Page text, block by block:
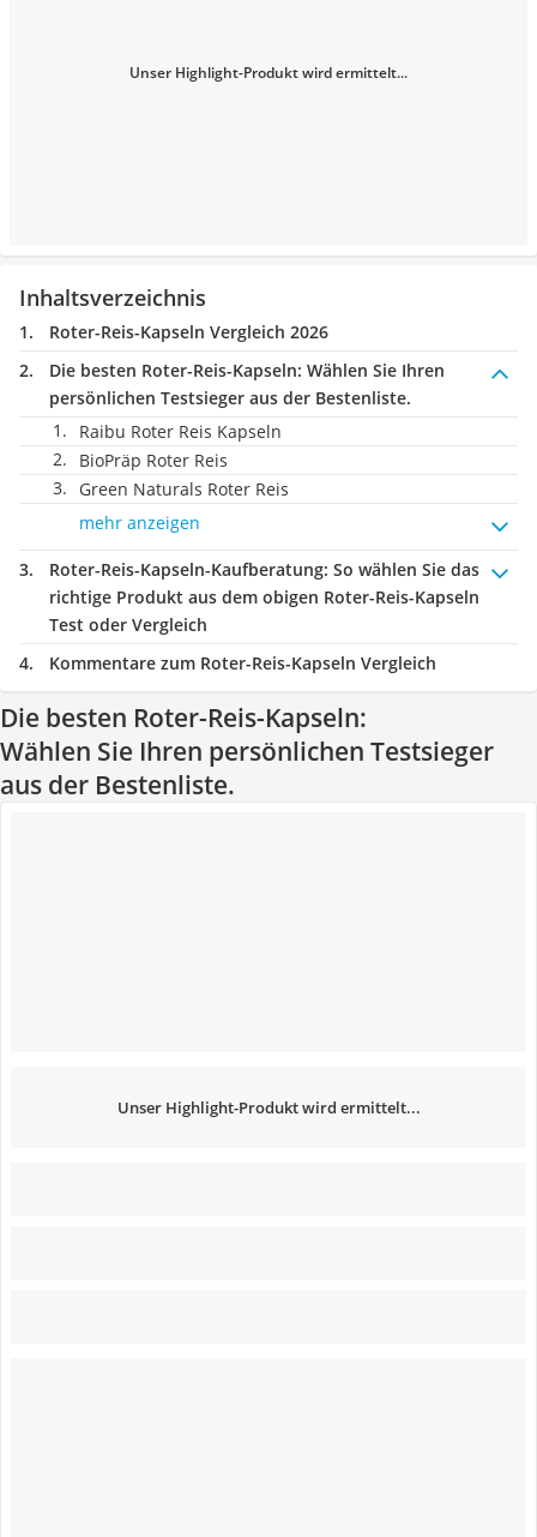
Unser Highlight-Produkt wird ermittelt...
Inhaltsverzeichnis
Roter-Reis-Kapseln Vergleich 2026
Die besten Roter-Reis-Kapseln: Wählen Sie Ihren
persönlichen Testsieger aus der Bestenliste.
Raibu Roter Reis Kapseln
BioPräp Roter Reis
Green Naturals Roter Reis
mehr anzeigen
Roter-Reis-Kapseln-Kaufberatung: So wählen Sie das
richtige Produkt aus dem obigen Roter-Reis-Kapseln
Test oder Vergleich
Kommentare zum Roter-Reis-Kapseln Vergleich
Die besten Roter-Reis-Kapseln:
Wählen Sie Ihren persönlichen Testsieger
aus der Bestenliste.
Unser Highlight-Produkt wird ermittelt...